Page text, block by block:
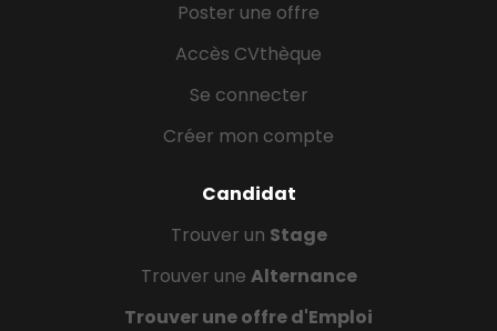
Poster une offre
Accès CVthèque
Se connecter
Créer mon compte
Candidat
Trouver un Stage
Trouver une Alternance
Trouver une offre d'Emploi